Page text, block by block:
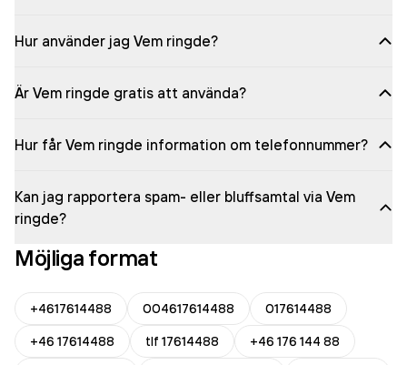
Hur använder jag Vem ringde?
Är Vem ringde gratis att använda?
Hur får Vem ringde information om telefonnummer?
Kan jag rapportera spam- eller bluffsamtal via Vem
ringde?
Möjliga format
+4617614488 004617614488
017614488
+46 17614488
tlf 17614488
+46 176 144 88